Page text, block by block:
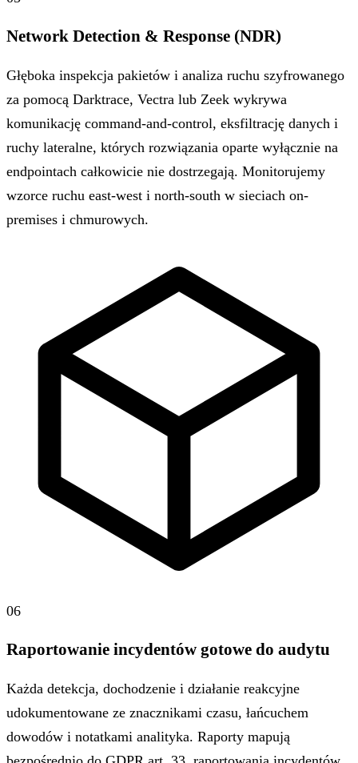
Network Detection & Response (NDR)
Głęboka inspekcja pakietów i analiza ruchu szyfrowanego
za pomocą Darktrace, Vectra lub Zeek wykrywa
komunikację command-and-control, eksfiltrację danych i
ruchy lateralne, których rozwiązania oparte wyłącznie na
endpointach całkowicie nie dostrzegają. Monitorujemy
wzorce ruchu east-west i north-south w sieciach on-
premises i chmurowych.
06
Raportowanie incydentów gotowe do audytu
Każda detekcja, dochodzenie i działanie reakcyjne
udokumentowane ze znacznikami czasu, łańcuchem
dowodów i notatkami analityka. Raporty mapują